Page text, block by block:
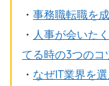
・ 事務職転職を
・ 人事が会いた
てる時の3つの
・ なぜIT業界を